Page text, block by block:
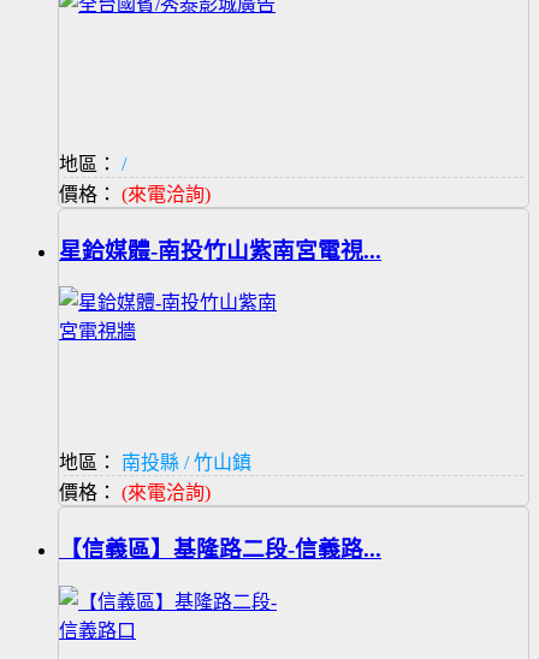
地區：
/
價格： (來電洽詢)
星鉿媒體-南投竹山紫南宮電視...
地區：
南投縣 / 竹山鎮
價格： (來電洽詢)
【信義區】基隆路二段-信義路...